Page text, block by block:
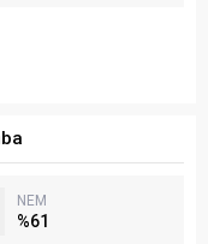
NEM
%61